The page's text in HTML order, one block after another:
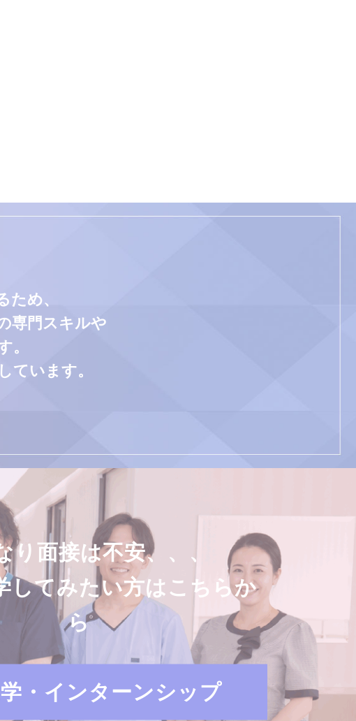
ため、
専門スキルや
。
ています。
り面接は不安、、、
してみたい方はこちらか
ら
・インターンシップ